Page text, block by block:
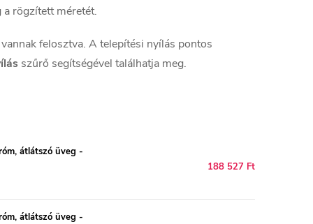
a rögzített méretét.
felosztva. A telepítési nyílás pontos
szűrő segítségével találhatja meg.
átlátszó üveg -
188 527 Ft
átlátszó üveg -